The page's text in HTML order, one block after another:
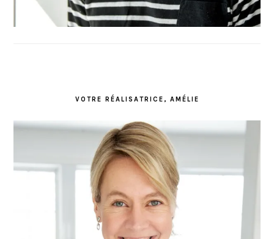
VOTRE RÉALISATRICE, AMÉLIE